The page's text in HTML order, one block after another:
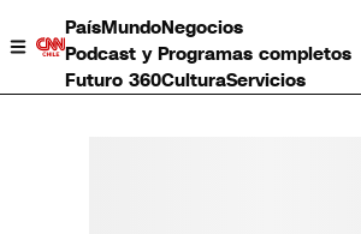
PaísMundoNegocios
Podcast y Programas completos
Futuro 360CulturaServicios